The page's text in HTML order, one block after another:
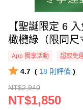
【聖誕限定 6
橄欖綠（限同尺
App 獨享活動 超取免
4.7 ( 18 則評價 )
NT$2,940
NT$1,850